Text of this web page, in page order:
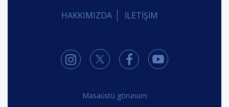
HAKKIMIZDA İLETİŞİM
Masaüstü görünüm